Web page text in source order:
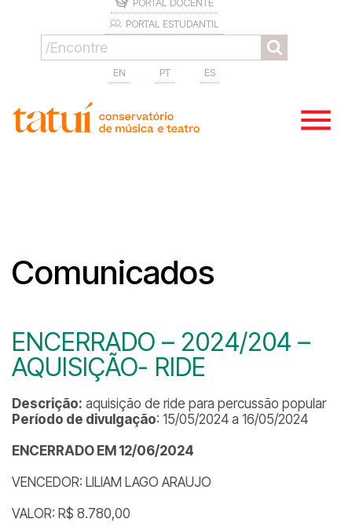
PORTAL ESTUDANTIL
EN PT ES
Comunicados
ENCERRADO – 2024/204 –
AQUISIÇÃO- RIDE
Descrição: aquisição de ride para percussão popular
Período de divulgação: 15/05/2024 a 16/05/2024
ENCERRADO EM 12/06/2024
VENCEDOR: LILIAM LAGO ARAUJO
VALOR: R$ 8.780,00